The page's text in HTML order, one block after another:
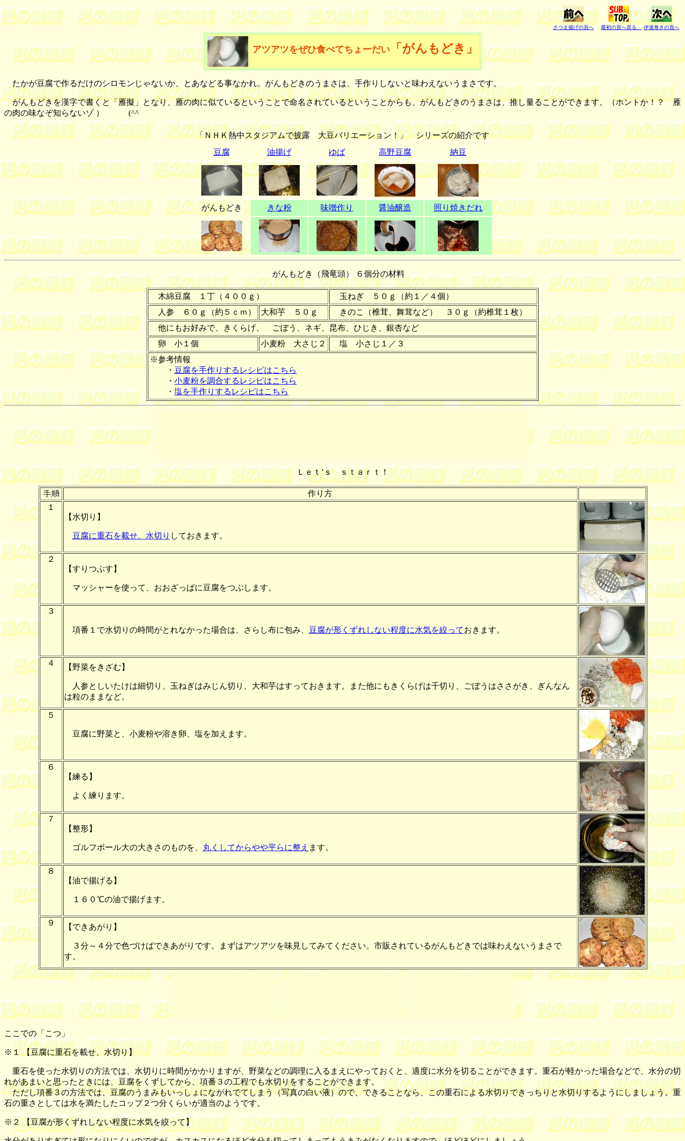
さつま揚げの頁へ 最初の頁へ戻る 伊達巻きの頁へ
アツアツをぜひ食べてちょーだい「がんもどき」
たかが豆腐で作るだけのシロモンじゃないか、とあなどる事なかれ。がんもどきのうまさは、手作りしないと味わえないうまさです。
がんもどきを漢字で書くと「雁擬」となり、雁の肉に似ているということで命名されているということからも、がんもどきのうまさは、推し量ることができます。（ホントか！？ 雁
の肉の味なぞ知らないゾ ） (^^ゞ
「ＮＨＫ熱中スタジアムで披露 大豆バリエーション！」 シリーズの紹介です
豆腐
油揚げ ゆば 高野豆腐 納豆
がんもどき きな粉 味噌作り 醤油醸造 照り焼きだれ
がんもどき（飛竜頭） ６個分の材料
木綿豆腐 １丁（４００ｇ） 玉ねぎ ５０ｇ（約 １／４個）
人参 ６０ｇ（約５ｃｍ）
大和芋 ５０ｇ きのこ（椎茸、舞茸など） ３０ｇ（約椎茸１枚）
他にもお好みで、きくらげ、 ごぼう、ネギ、昆布、ひじき、銀杏など
卵 小１個
小麦粉 大さじ２
塩 小さじ１／３
※参考情報
・ 豆腐を手作りするレシピはこちら
・ 小麦粉を調合するレシピはこちら
・ 塩を手作りするレシピはこちら
Ｌｅｔ’ｓ ｓｔａｒｔ！
作り方
１
【水切り】
豆腐に重石を載せ、水切り しておきます。
２
【すりつぶす】
マッシャーを使って、おおざっぱに豆腐をつぶします。
３
項番１で水切りの時間がとれなかった場合は、さらし布に包み、 豆腐が形くずれしない程度に水気を絞っておきます。
４ 【野菜をきざむ】
人参としいたけは細切り、玉ねぎはみじん切り、大和芋はすっておきます。また他にもきくらげは千切り、ごぼうはささがき、ぎんなん
は粒のままなど。
５
豆腐に野菜と、小麦粉や溶き卵、塩を加えます。
６
【練る】
よく練ります。
７
【整形】
ゴルフボール大の大きさのものを、 丸くしてからやや平らに整え ます。
８
【油で揚げる】
１６０℃の油で揚げます。
９ 【できあがり】
３分～４分で色づけばできあがりです。まずはアツアツを味見してみてください。市販されているがんもどきでは味わえないうまさで
す。
ここでの「こつ」
※１ 【豆腐に重石を載せ、水切り】
重石を使った水切りの方法では、水切りに時間がかかりますが、野菜などの調理に入るまえにやっておくと、適度に水分を切ることができます。重石が軽かった場合などで、水分の切
れがあまいと思ったときには、豆腐をくずしてから、項番３の工程でも水切りをすることができます。
ただし項番３の方法では、豆腐のうまみもいっしょにながれでてしまう（写真の白い液）ので、できることなら、この重石による水切りできっちりと水切りするようにしましょう。重
石の重さとしては水を満たしたコップ２つ分くらいが適当のようです。
※２ 【豆腐が形くずれしない程度に水気を絞って】